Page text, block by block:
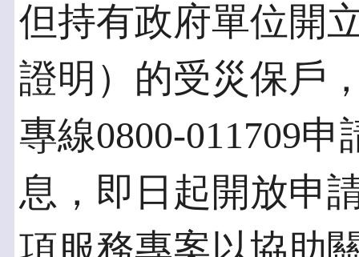
但持有政府單位開
證明）的受災保戶
專線0800-011709
息，即日起開放申